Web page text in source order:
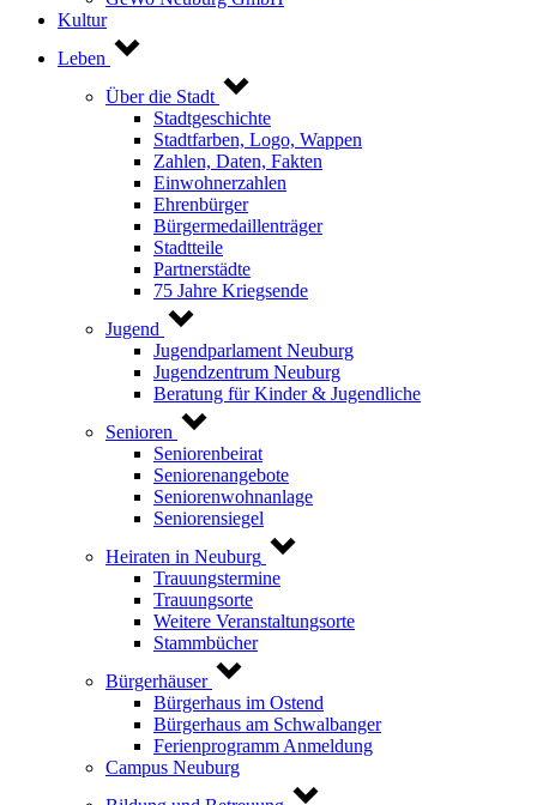
Kultur
Leben
Über die Stadt
Stadtgeschichte
Stadtfarben, Logo, Wappen
Zahlen, Daten, Fakten
Einwohnerzahlen
Ehrenbürger
Bürgermedaillenträger
Stadtteile
Partnerstädte
75 Jahre Kriegsende
Jugend
Jugendparlament Neuburg
Jugendzentrum Neuburg
Beratung für Kinder & Jugendliche
Senioren
Seniorenbeirat
Seniorenangebote
Seniorenwohnanlage
Seniorensiegel
Heiraten in Neuburg
Trauungstermine
Trauungsorte
Weitere Veranstaltungsorte
Stammbücher
Bürgerhäuser
Bürgerhaus im Ostend
Bürgerhaus am Schwalbanger
Ferienprogramm Anmeldung
Campus Neuburg